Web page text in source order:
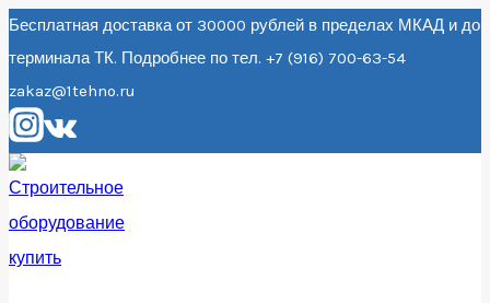
Перейти
к
содержанию
Бесплатная доставка от 30000 рублей в пределах МКАД и до
терминала ТК. Подробнее по тел. +7 (916) 700-63-54
zakaz@1tehno.ru